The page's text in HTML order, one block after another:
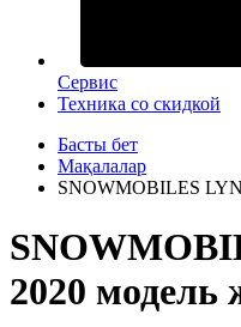
Сервис
Техника со скидкой
Басты бет
Мақалалар
SNOWMOBILES
2020